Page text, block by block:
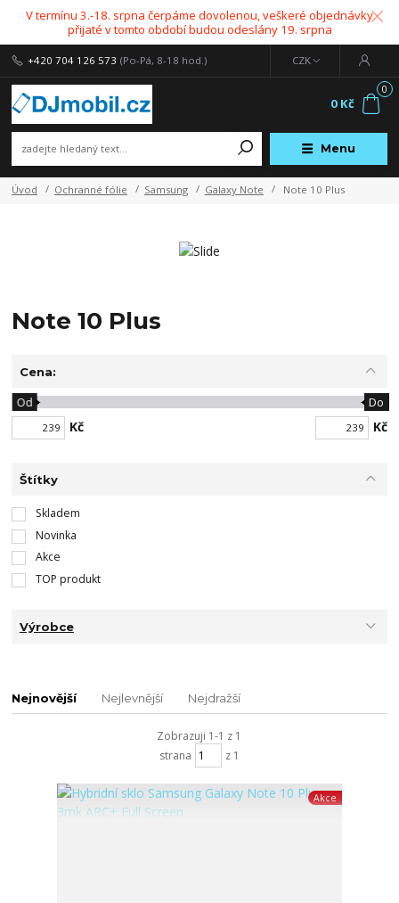
V termínu 3.-18. srpna čerpáme dovolenou, veškeré objednávky
přijaté v tomto období budou odeslány 19. srpna
Menu
CZK
+420 704 126 573 (Po-Pá, 8-18 hod.)
0
0 Kč
Úvod Ochranné fólie Samsung Galaxy Note Note 10 Plus
Note 10 Plus
Cena:
Kč
Od Do
Kč
Štítky
Skladem
Novinka
Akce
TOP produkt
Výrobce
Nejnovější Nejlevnější Nejdražší
Zobrazuji 1-1 z 1
strana
z 1
Akce